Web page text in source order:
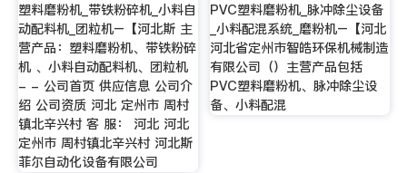
塑料磨粉机_带铁粉碎机_小料自
动配料机_团粒机–【河北斯 主
营产品：塑料磨粉机、带铁粉碎
机 、小料自动配料机、团粒机
- - 公司首页 供应信息 公司介
绍 公司资质 河北 定州市 周村
镇北辛兴村 客 服： 河北 河北
定州市 周村镇北辛兴村 河北斯
菲尔自动化设备有限公司
PVC塑料磨粉机_脉冲除尘设备
_小料配混系统_磨粉机–【河北
河北省定州市智皓环保机械制造
有限公司（）主营产品包括
PVC塑料磨粉机、脉冲除尘设
备、小料配混